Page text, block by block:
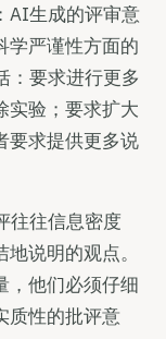
AI生成的评审意
学严谨性方面的
：要求进行更多
实验；要求扩大
要求提供更多说
往往信息密度
说明的观点。
，他们必须仔细
质性的批评意